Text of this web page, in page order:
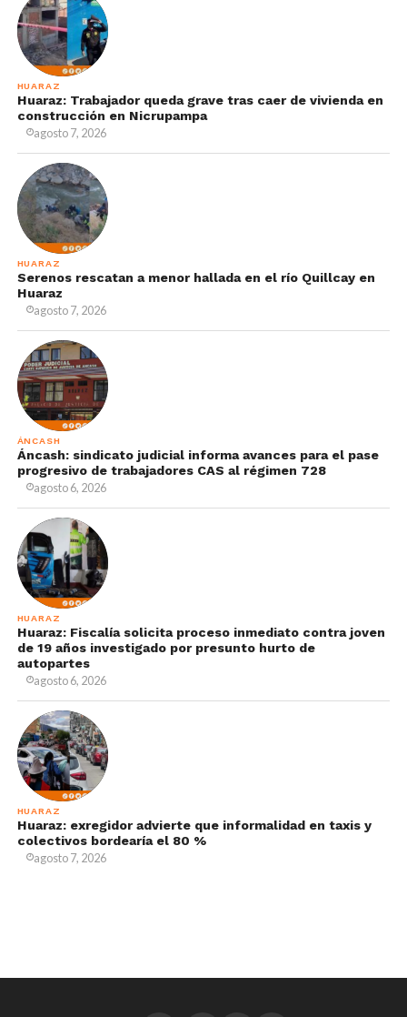
HUARAZ
Huaraz: Trabajador queda grave tras caer de vivienda en
construcción en Nicrupampa
agosto 7, 2026
HUARAZ
Serenos rescatan a menor hallada en el río Quillcay en
Huaraz
agosto 7, 2026
ÁNCASH
Áncash: sindicato judicial informa avances para el pase
progresivo de trabajadores CAS al régimen 728
agosto 6, 2026
HUARAZ
Huaraz: Fiscalía solicita proceso inmediato contra joven
de 19 años investigado por presunto hurto de
autopartes
agosto 6, 2026
HUARAZ
Huaraz: exregidor advierte que informalidad en taxis y
colectivos bordearía el 80 %
agosto 7, 2026